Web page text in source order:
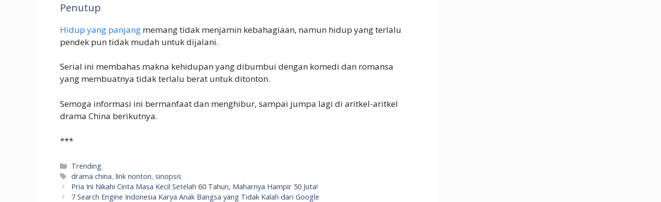
Penutup
Hidup yang panjang memang tidak menjamin kebahagiaan, namun hidup yang terlalu
pendek pun tidak mudah untuk dijalani.
Serial ini membahas makna kehidupan yang dibumbui dengan komedi dan romansa
yang membuatnya tidak terlalu berat untuk ditonton.
Semoga informasi ini bermanfaat dan menghibur, sampai jumpa lagi di aritkel-aritkel
drama China berikutnya.
***
Categories
Trending
Tags
drama china,link nonton,sinopsis
Pria Ini Nikahi Cinta Masa Kecil Setelah 60 Tahun, Maharnya Hampir 50 Juta!
7 Search Engine Indonesia Karya Anak Bangsa yang Tidak Kalah dari Google